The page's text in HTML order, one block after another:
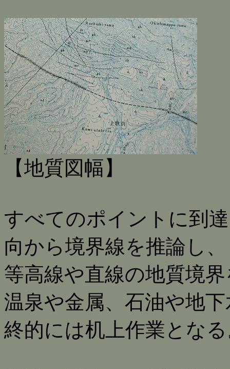
【地質図幅】
すべてのポイントに到
向から境界線を推論し、
等高線や直線の地質境
温泉や金属、石油や地
終的には机上作業とな